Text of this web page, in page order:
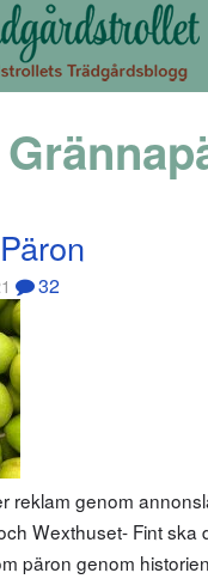
32
reklam genom
Wexthuset- Fint
päron genom